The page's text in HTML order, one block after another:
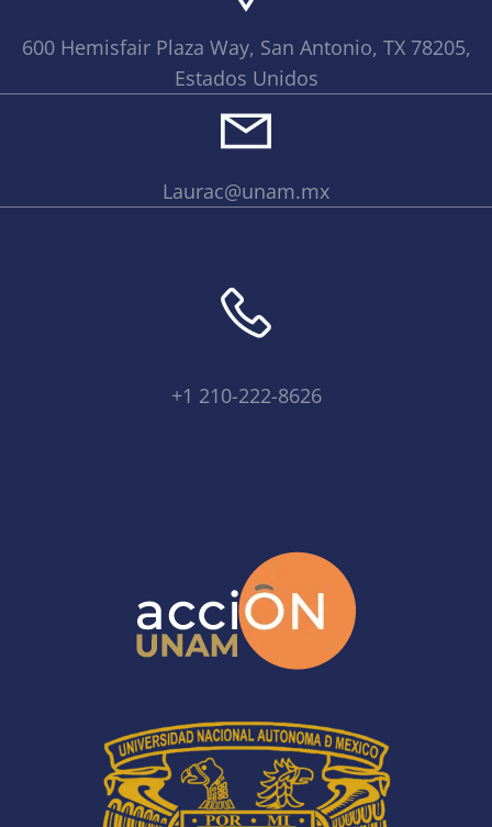
600 Hemisfair Plaza Way, San Antonio, TX 78205,
Estados Unidos
Laurac@unam.mx
+1 210-222-8626